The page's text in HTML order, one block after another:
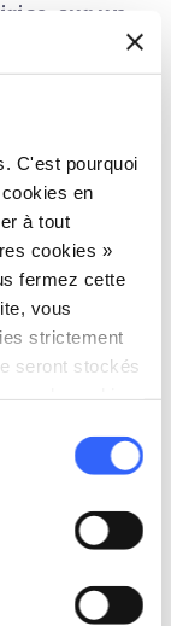
C'est pourquoi
en
à tout
cookies »
fermez cette
vous
strictement
seront stockés
sur un
une
de la
de la
(aujourd'hui
l'abbaye de
joyaux
et en
aurait été
Francigena,
l'abbaye pour